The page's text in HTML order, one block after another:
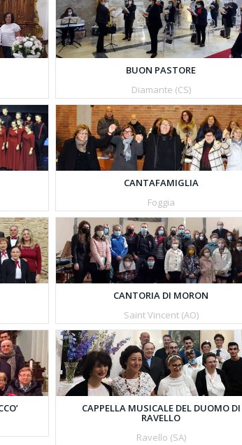
BUON PASTORE
Diamante (CS)
CANTAFAMIGLIA
Foggia
CANTORIA DI MORON
Saint Vincent (AO)
CAPPELLA MUSICALE DEL DUOMO DI
RAVELLO
Ravello (SA)